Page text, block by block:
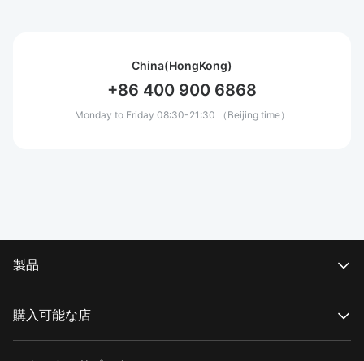
China(HongKong)
+86 400 900 6868
Monday to Friday 08:30-21:30 （Beijing time）
製品
WEEBILLシリーズ
SMOOTHシリーズ
FIVERAYシリーズ
購入可能な店